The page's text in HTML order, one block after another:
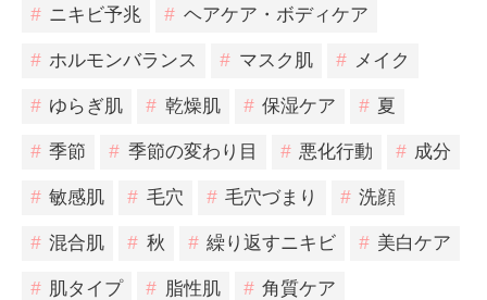
# ニキビ予兆 # ヘアケア・ボディケア
# ホルモンバランス # マスク肌 # メイク
# ゆらぎ肌 # 乾燥肌 # 保湿ケア # 夏
# 季節 # 季節の変わり目 # 悪化行動 # 成分
# 敏感肌 # 毛穴 # 毛穴づまり # 洗顔
# 混合肌 # 秋 # 繰り返すニキビ # 美白ケア
# 肌タイプ # 脂性肌 # 角質ケア